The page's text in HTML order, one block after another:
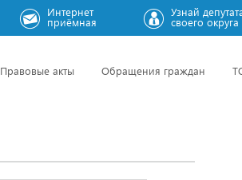
Интернет
приёмная
Узнай
своего округа
Правовые акты Обращения граждан